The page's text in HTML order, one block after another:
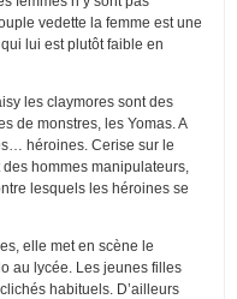
vedette la femme est une
lui est plutôt faible en
les claymores sont des
de monstres, les Yomas. A
héroines. Cerise sur le
hommes manipulateurs,
lesquels les héroines se
elle met en scène le
au lycée. Les jeunes filles
habituels. D’ailleurs